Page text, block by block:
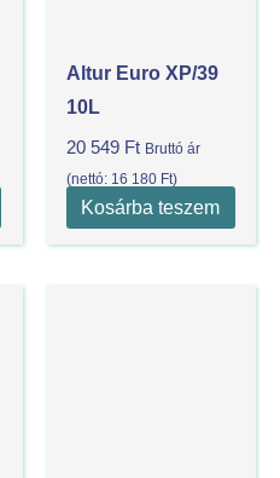
Altur Euro XP/39
10L
20 549 Ft Bruttó ár
(nettó: 16 180 Ft)
Kosárba teszem